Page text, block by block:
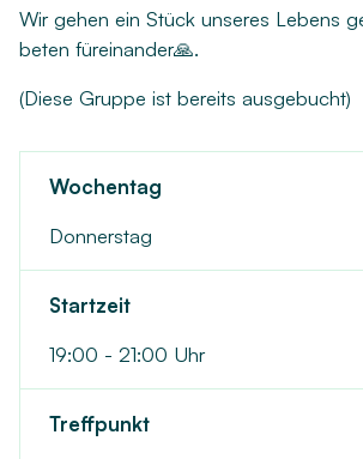
Wir gehen ein Stück unseres Lebens
beten füreinander🙏.
(Diese Gruppe ist bereits ausgebucht)
Wochentag
Donnerstag
Startzeit
19:00 - 21:00 Uhr
Treffpunkt